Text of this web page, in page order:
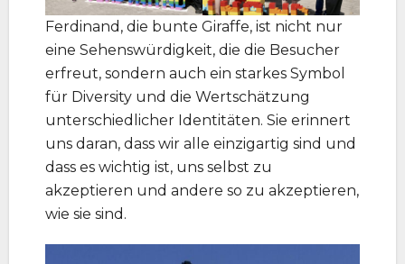
Ferdinand, die bunte Giraffe, ist nicht nur
eine Sehenswürdigkeit, die die Besucher
erfreut, sondern auch ein starkes Symbol
für Diversity und die Wertschätzung
unterschiedlicher Identitäten. Sie erinnert
uns daran, dass wir alle einzigartig sind und
dass es wichtig ist, uns selbst zu
akzeptieren und andere so zu akzeptieren,
wie sie sind.